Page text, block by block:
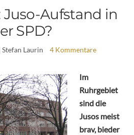
Aufstand in
SPD?
Laurin 4 Kommentare
Im
Ruhrgebiet
sind die
Jusos meist
brav, bieder